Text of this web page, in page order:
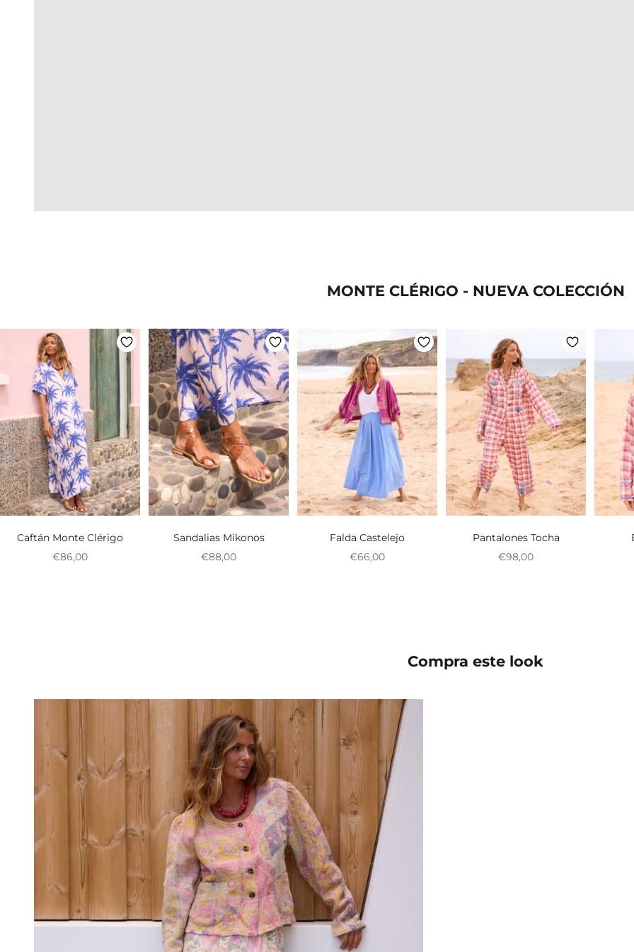
MONTE CLÉRIGO - NUEVA COLECCIÓN
Caftán Monte Clérigo
Preço promocional
€86,00
Sandalias Mikonos
Preço promocional
€88,00
Falda Castelejo
Preço promocional
€66,00
Pantalones Tocha
Preço promocional
€98,00
Compra este look